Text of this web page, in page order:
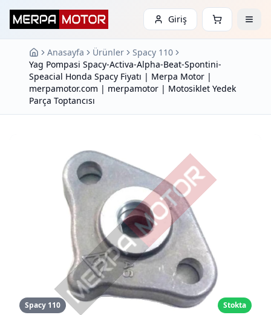
Giriş
Anasayfa Ürünler
Spacy 110
Yag Pompasi Spacy-Activa-Alpha-Beat-Spontini-
Speacial Honda Spacy Fiyatı | Merpa Motor |
merpamotor.com | merpamotor | Motosiklet Yedek
Parça Toptancısı
Spacy 110 Stokta